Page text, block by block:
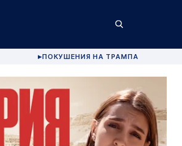
▶ПОКУШЕНИЯ НА ТРАМПА